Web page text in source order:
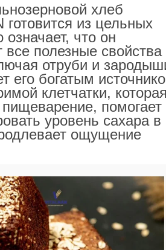
хлеб
готовится из цельных
означает, что он
все полезные свойства
отруби и
его богатым
клетчатки,
помогает
уровень сахара в
ощущение